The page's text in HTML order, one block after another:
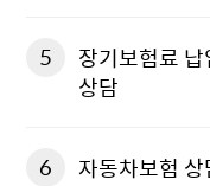
5
장기보험료
상담
6 자동차보험 상